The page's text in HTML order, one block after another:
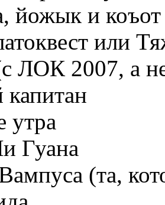
йожык и
или
ЛОК 2007, а
утра
Гуана
(та,